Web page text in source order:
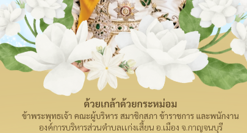
องค์การบริหารส่วนตำบลเเก่งเสี้ยน อ.เมือง จ.กาญจนบุรี